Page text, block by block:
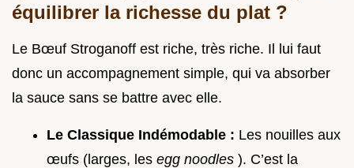
équilibrer la richesse du plat ?
Le Bœuf Stroganoff est riche, très riche. Il lui faut
donc un accompagnement simple, qui va absorber
la sauce sans se battre avec elle.
Le Classique Indémodable : Les nouilles aux
œufs (larges, les egg noodles ). C’est la